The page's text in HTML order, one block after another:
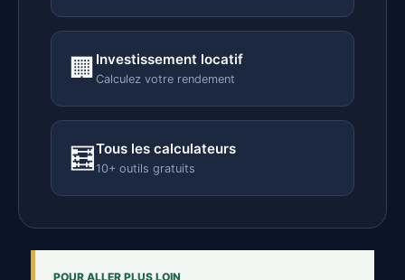
🏢 Investissement locatif
Calculez votre rendement
🧮Tous les calculateurs
10+ outils gratuits
POUR ALLER PLUS LOIN